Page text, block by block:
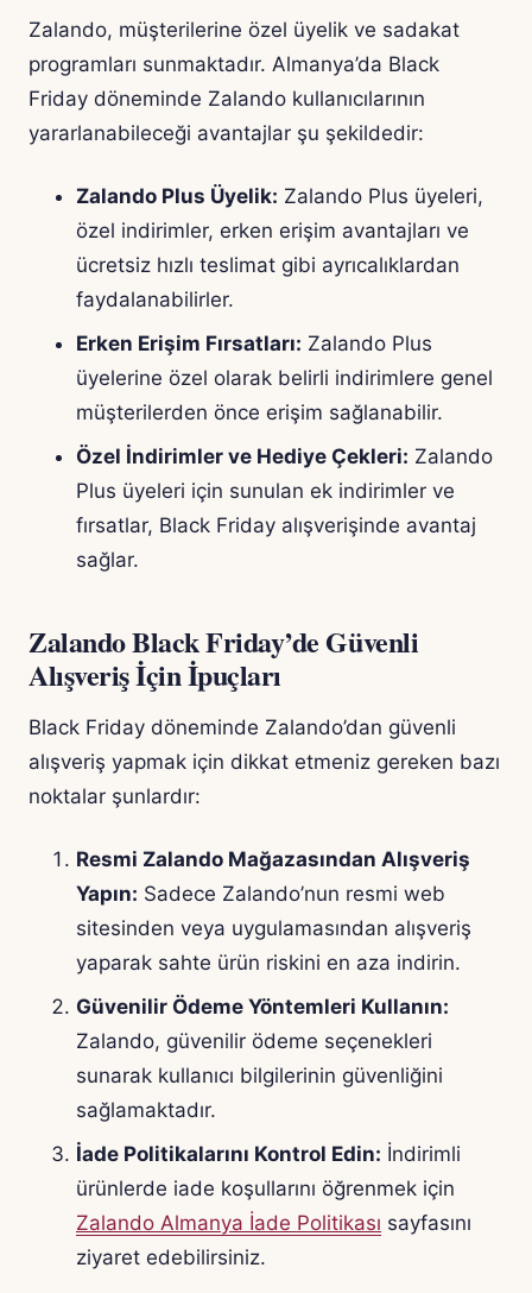
Zalando, müşterilerine özel üyelik ve sadakat
programları sunmaktadır. Almanya’da Black
Friday döneminde Zalando kullanıcılarının
yararlanabileceği avantajlar şu şekildedir:
Zalando Plus Üyelik: Zalando Plus üyeleri,
özel indirimler, erken erişim avantajları ve
ücretsiz hızlı teslimat gibi ayrıcalıklardan
faydalanabilirler.
Erken Erişim Fırsatları: Zalando Plus
üyelerine özel olarak belirli indirimlere genel
müşterilerden önce erişim sağlanabilir.
Özel İndirimler ve Hediye Çekleri: Zalando
Plus üyeleri için sunulan ek indirimler ve
fırsatlar, Black Friday alışverişinde avantaj
sağlar.
Zalando Black Friday’de Güvenli
Alışveriş İçin İpuçları
Black Friday döneminde Zalando’dan güvenli
alışveriş yapmak için dikkat etmeniz gereken bazı
noktalar şunlardır:
Resmi Zalando Mağazasından Alışveriş
Yapın: Sadece Zalando’nun resmi web
sitesinden veya uygulamasından alışveriş
yaparak sahte ürün riskini en aza indirin.
Güvenilir Ödeme Yöntemleri Kullanın:
Zalando, güvenilir ödeme seçenekleri
sunarak kullanıcı bilgilerinin güvenliğini
sağlamaktadır.
İade Politikalarını Kontrol Edin: İndirimli
ürünlerde iade koşullarını öğrenmek için
Zalando Almanya İade Politikası sayfasını
ziyaret edebilirsiniz.